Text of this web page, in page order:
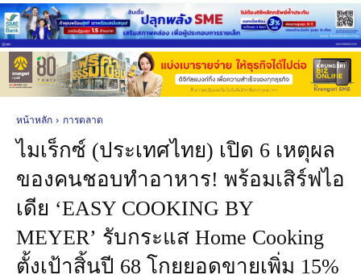
หน้าหลัก การตลาด
ไมเร็กซ์ (ประเทศไทย) เปิด 6 เหตุผล
ของคนชอบทำอาหาร! พร้อมเสิร์ฟไอ
เดีย ‘EASY COOKING BY
MEYER’ รับกระแส Home Cooking
ตั้งเป้าสิ้นปี 68 โกยยอดขายเพิ่ม 15%